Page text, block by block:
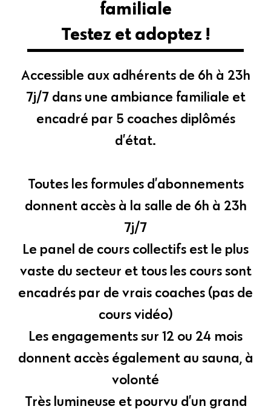
familiale
Testez et adoptez !
Accessible aux adhérents de 6h à 23h
7j/7 dans une ambiance familiale et
encadré par 5 coaches diplômés
d’état.
Toutes les formules d’abonnements
donnent accès à la salle de 6h à 23h
7j/7
Le panel de cours collectifs est le plus
vaste du secteur et tous les cours sont
encadrés par de vrais coaches (pas de
cours vidéo)
Les engagements sur 12 ou 24 mois
donnent accès également au sauna, à
volonté
Très lumineuse et pourvu d’un grand